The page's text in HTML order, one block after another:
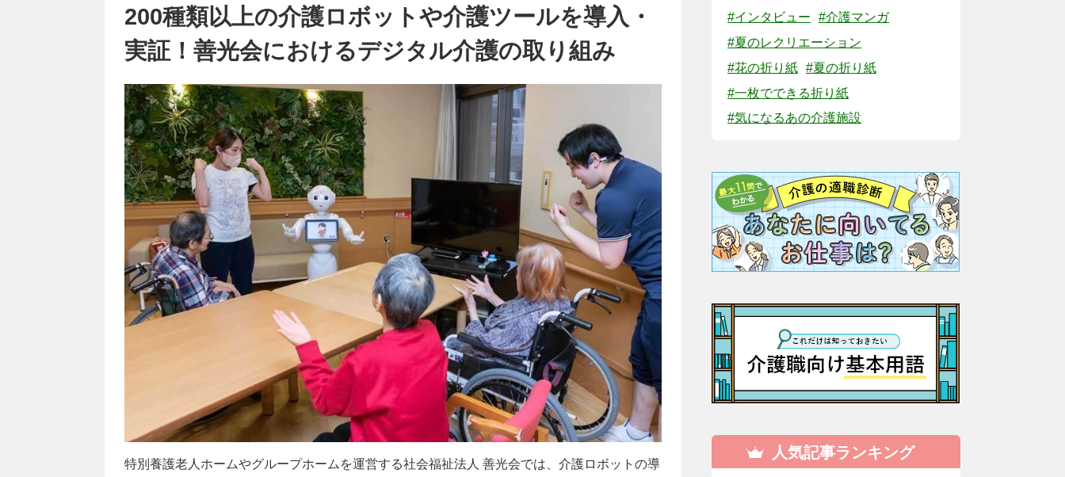
200種類以上の介護ロボットや介護ツールを導入・
実証！善光会におけるデジタル介護の取り組み
特別養護老人ホームやグループホームを運営する社会福祉法人 善光会では、介護ロボットの導
#インタビュー
#介護マンガ
#夏のレクリエーション
#花の折り紙 #夏の折り紙
#一枚でできる折り紙
#気になるあの介護施設
人気記事ランキング